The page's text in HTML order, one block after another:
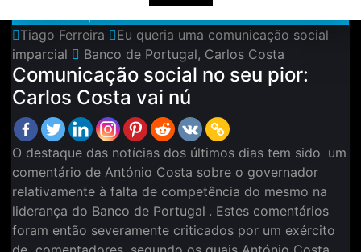
Tiago Ferreira
Eu queria uma comunicação social
imparcial
Banco de Portugal, Carlos Costa
Comunicação social no seu pior:
Carlos Costa vai nú
O destaque das notícias dos últimos dias tem sido um
comentário de António Costa sobre o governador
relativamente à falta de competência do mesmo na
liderança do Banco de Portugal . Estes comentários
foram então severamente criticados por um exército